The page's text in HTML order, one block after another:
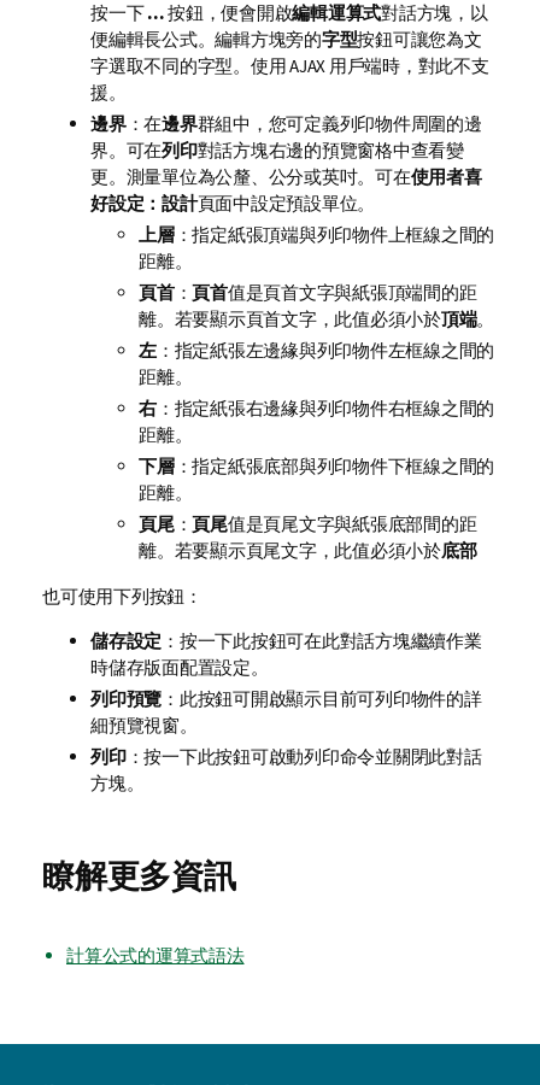
按一下...按鈕，便會開啟編輯運算式對話方塊，以
便編輯長公式。編輯方塊旁的字型按鈕可讓您為文
字選取不同的字型。使用 AJAX 用戶端時，對此不支
援。
邊界：在邊界群組中，您可定義列印物件周圍的邊
界。可在列印對話方塊右邊的預覽窗格中查看變
更。測量單位為公釐、公分或英吋。可在使用者喜
好設定：設計頁面中設定預設單位。
上層：指定紙張頂端與列印物件上框線之間的
距離。
頁首：頁首值是頁首文字與紙張頂端間的距
離。若要顯示頁首文字，此值必須小於頂端。
左：指定紙張左邊緣與列印物件左框線之間的
距離。
右：指定紙張右邊緣與列印物件右框線之間的
距離。
下層：指定紙張底部與列印物件下框線之間的
距離。
頁尾：頁尾值是頁尾文字與紙張底部間的距
離。若要顯示頁尾文字，此值必須小於底部
也可使用下列按鈕：
儲存設定 ：按一下此按鈕可在此對話方塊繼續作業
時儲存版面配置設定。
列印預覽 ：此按鈕可開啟顯示目前可列印物件的詳
細預覽視窗。
列印：按一下此按鈕可啟動列印命令並關閉此對話
方塊。
瞭解更多資訊
計算公式的運算式語法